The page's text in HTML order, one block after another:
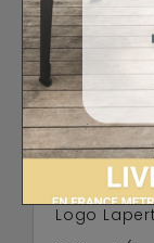
Sa
utilisation
droitier ou
de
excessive.
Sobriété
Couleur :
Logo